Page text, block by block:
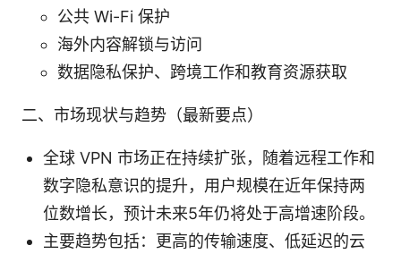
公共 Wi-Fi 保护
海外内容解锁与访问
数据隐私保护、跨境工作和教育资源获取
二、市场现状与趋势（最新要点）
全球 VPN 市场正在持续扩张，随着远程工作和
数字隐私意识的提升，用户规模在近年保持两
位数增长，预计未来5年仍将处于高增速阶段。
主要趋势包括：更高的传输速度、低延迟的云